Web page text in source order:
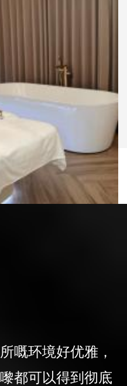
嘅环境好优雅，
都可以得到彻底